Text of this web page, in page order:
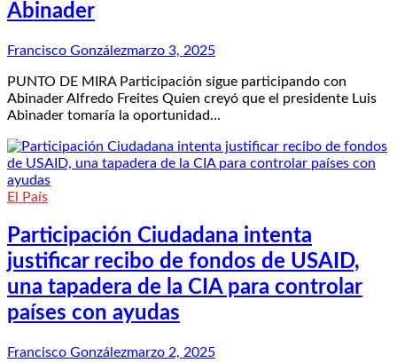
Abinader
Francisco Gonzálezmarzo 3, 2025
PUNTO DE MIRA Participación sigue participando con
Abinader Alfredo Freites Quien creyó que el presidente Luis
Abinader tomaría la oportunidad…
El País
Participación Ciudadana intenta
justificar recibo de fondos de USAID,
una tapadera de la CIA para controlar
países con ayudas
Francisco Gonzálezmarzo 2, 2025